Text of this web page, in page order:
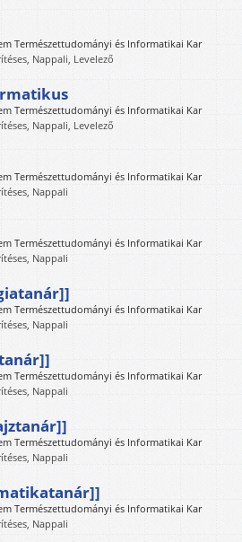
Természettudományi és Informatikai Kar
Nappali, Levelező
Természettudományi és Informatikai Kar
Nappali, Levelező
Természettudományi és Informatikai Kar
Nappali
Természettudományi és Informatikai Kar
Nappali
Természettudományi és Informatikai Kar
Nappali
Természettudományi és Informatikai Kar
Nappali
Természettudományi és Informatikai Kar
Nappali
Természettudományi és Informatikai Kar
Nappali